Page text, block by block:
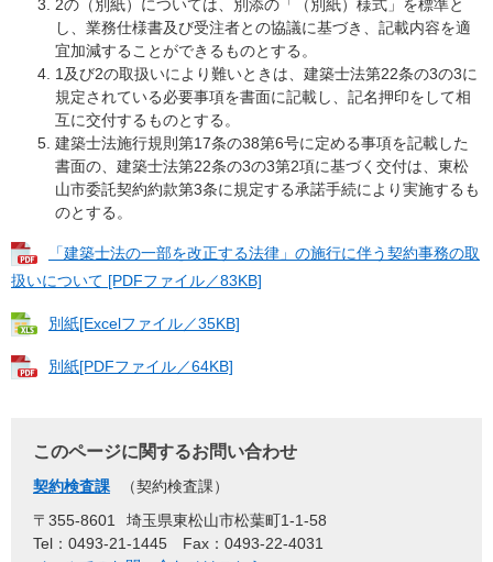
2の（別紙）については、別添の「（別紙）様式」を標準と
し、業務仕様書及び受注者との協議に基づき、記載内容を適
宜加減することができるものとする。
1及び2の取扱いにより難いときは、建築士法第22条の3の3に
規定されている必要事項を書面に記載し、記名押印をして相
互に交付するものとする。
建築士法施行規則第17条の38第6号に定める事項を記載した
書面の、建築士法第22条の3の3第2項に基づく交付は、東松
山市委託契約約款第3条に規定する承諾手続により実施するも
のとする。
「建築士法の一部を改正する法律」の施行に伴う契約事務の取
扱いについて [PDFファイル／83KB]
別紙[Excelファイル／35KB]
別紙[PDFファイル／64KB]
このページに関するお問い合わせ
契約検査課
契約検査課
〒355-8601
埼玉県東松山市松葉町1-1-58
Tel：0493-21-1445
Fax：0493-22-4031